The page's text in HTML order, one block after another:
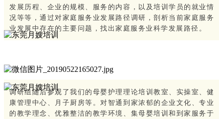
发展历程、企业的规模、服务的内容，以及培训学员的就业情
况等等，通过对家庭服务业发展路径调研，剖析当前家庭服务
业发展中存在的主要问题，找出家庭服务业科学发展路径。
调研组随后参观了我们的母婴护理理论培训教室、实操室、健
康管理中心、月子厨房等。对智通到家浓郁的企业文化、专业
的教学理念、优雅整洁的教学环境、集母婴培训和到家服务于